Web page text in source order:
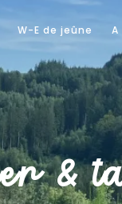
W-E de jeûne A
&